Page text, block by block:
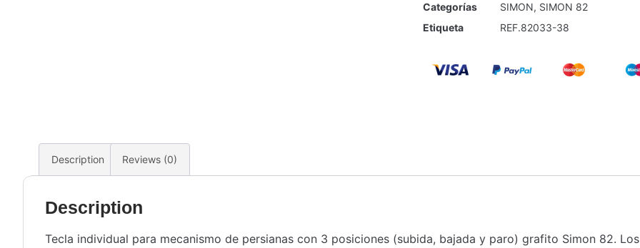
Categorías SIMON, SIMON 82
Etiqueta
REF.82033-38
Description Reviews (0)
Description
Tecla individual para mecanismo de persianas con 3 posiciones (subida, bajada y paro) grafito Simon 82.